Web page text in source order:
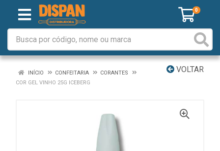
0
VOLTAR
INÍCIO CONFEITARIA
CORANTES
COR GEL VINHO 25G ICEBERG